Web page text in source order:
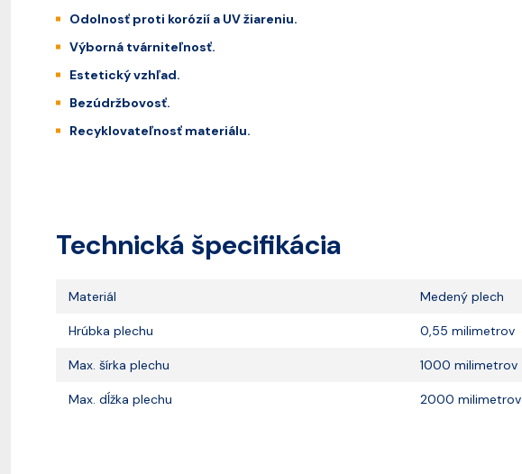
Odolnosť proti korózií a UV žiareniu.
Výborná tvárniteľnosť.
Estetický vzhľad.
Bezúdržbovosť.
Recyklovateľnosť materiálu.
Technická špecifikácia
Materiál Medený plech
Hrúbka plechu 0,55 milimetrov
Max. šírka plechu 1000 milimetrov
Max. dĺžka plechu 2000 milimetrov